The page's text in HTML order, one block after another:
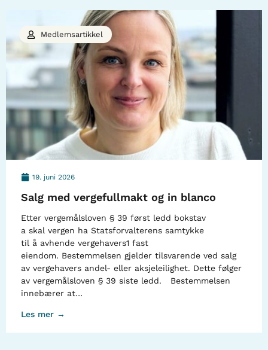
19. juni 2026
Salg med vergefullmakt og in blanco
Etter vergemålsloven § 39 først ledd bokstav
a skal vergen ha Statsforvalterens samtykke
til å avhende vergehavers1 fast
eiendom. Bestemmelsen gjelder tilsvarende ved salg
av vergehavers andel- eller aksjeleilighet. Dette følger
av vergemålsloven § 39 siste ledd. Bestemmelsen
innebærer at…
Les mer →
Medlemsartikkel